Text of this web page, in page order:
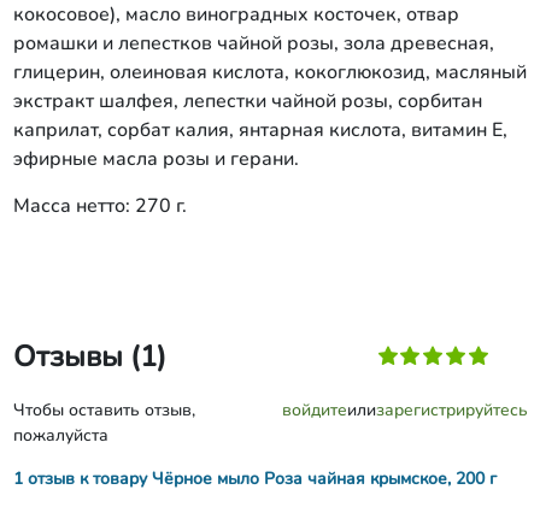
кокосовое), масло виноградных косточек, отвар
ромашки и лепестков чайной розы, зола древесная,
глицерин, олеиновая кислота, кокоглюкозид, масляный
экстракт шалфея, лепестки чайной розы, сорбитан
каприлат, сорбат калия, янтарная кислота, витамин Е,
эфирные масла розы и герани.
Масса нетто: 270 г.
Отзывы (1)
Чтобы оставить отзыв,
пожалуйста
войдитеилизарегистрируйтесь
1 отзыв к товару Чёрное мыло Роза чайная крымское, 200 г